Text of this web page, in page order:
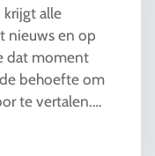
krijgt alle
nieuws en op
behoefte om
te vertalen.
zodra
hun eigen